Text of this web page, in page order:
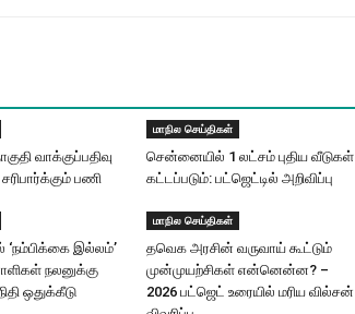
வாக்குப்பதிவு
பணி
மாநில செய்திகள்
சென்னையில் 1 லட்சம் புதிய வீடுகள்
கட்டப்படும்: பட்ஜெட்டில் அறிவிப்பு
‘நம்பிக்கை இல்லம்’
நலனுக்கு
ஒதுக்கீடு
மாநில செய்திகள்
தவெக அரசின் வருவாய் கூட்டும்
முன்முயற்சிகள் என்னென்ன? –
2026 பட்ஜெட் உரையில் மரிய வில்சன்